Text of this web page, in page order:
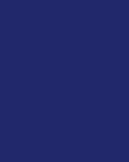
решение повышает
и улучшает